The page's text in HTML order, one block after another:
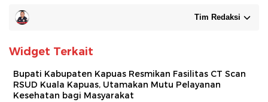
Tim Redaksi
Widget Terkait
Bupati Kabupaten Kapuas Resmikan Fasilitas CT Scan
RSUD Kuala Kapuas, Utamakan Mutu Pelayanan
Kesehatan bagi Masyarakat